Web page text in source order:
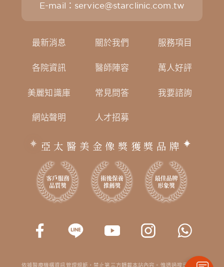
E-mail： service@starclinic.com.tw
最新消息 關於我們 服務項目
各院資訊 醫師陣容 萬人好評
美麗知識庫 常見問答 我要諮詢
網站聲明 人才招募
亞太醫美金像獎獲獎品牌
依據醫療機構資訊管理規範，禁止第三方轉載本站內容。惟透過搜尋